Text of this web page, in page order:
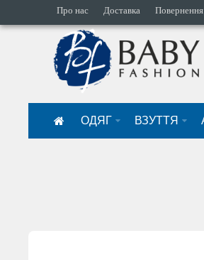
Про нас Доставка
ОДЯГ ВЗУТТЯ